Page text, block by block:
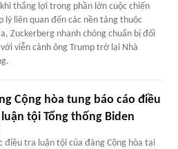
khi thắng lợi trong phần lớn cuộc chiến
lý liên quan đến các nền tảng thuộc
Zuckerberg nhanh chóng chuẩn bị đối
viễn cảnh ông Trump trở lại Nhà
Cộng hòa tung báo cáo điều
tội Tổng thống Biden
điều tra luận tội của đảng Cộng hòa tại